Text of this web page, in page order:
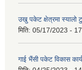
उखु पकेट क्षेत्रमा स्यालो
मिति: 05/17/2023 -
गाई भैंसी पकेट विकास